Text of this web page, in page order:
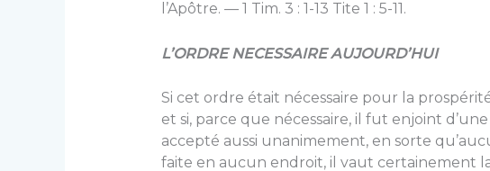
l’Apôtre. — 1 Tim. 3 : 1-13 Tite 1 : 5-11.
L’ORDRE NECESSAIRE AUJOURD’HUI
Si cet ordre était nécessaire pour la
et si, parce que nécessaire, il fut enjoint
accepté aussi unanimement, en sorte
faite en aucun endroit, il vaut certainement